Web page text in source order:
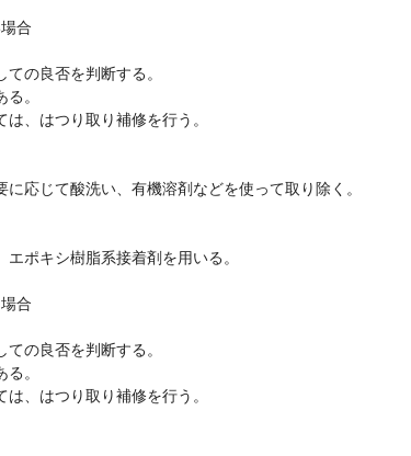
合
の良否を判断する。
。
、はつり取り補修を行う。
応じて酸洗い、有機溶剤などを使って取り除く。
ポキシ樹脂系接着剤を用いる。
合
の良否を判断する。
。
、はつり取り補修を行う。